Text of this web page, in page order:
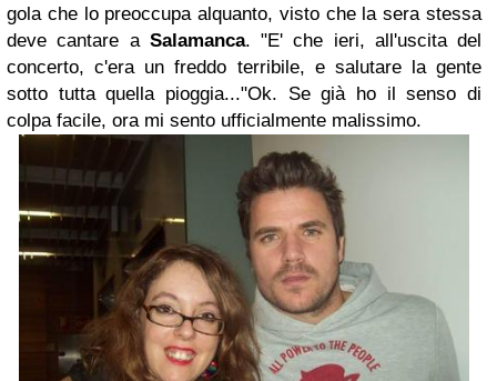
gola che lo preoccupa alquanto, visto che la sera stessa
deve cantare a Salamanca. "E' che ieri, all'uscita del
concerto, c'era un freddo terribile, e salutare la gente
sotto tutta quella pioggia..."Ok. Se già ho il senso di
colpa facile, ora mi sento ufficialmente malissimo.